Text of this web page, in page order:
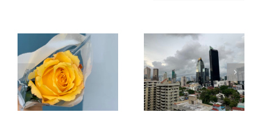
12月8日は母の
日
乾季と雨季